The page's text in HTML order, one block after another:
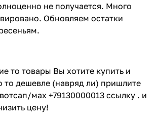
не получается. Много
Обновляем остатки
то товары Вы хотите купить и
то дешевле (навряд ли) пришлите
мах +79130000013 ссылку . и
цену!